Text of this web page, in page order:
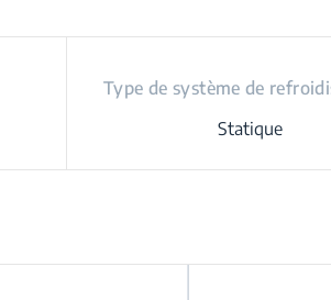
Type de système de
Statique